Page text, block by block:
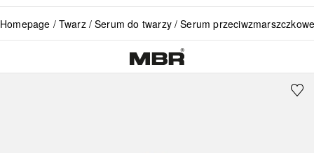
Homepage Twarz Serum do twarzy Serum